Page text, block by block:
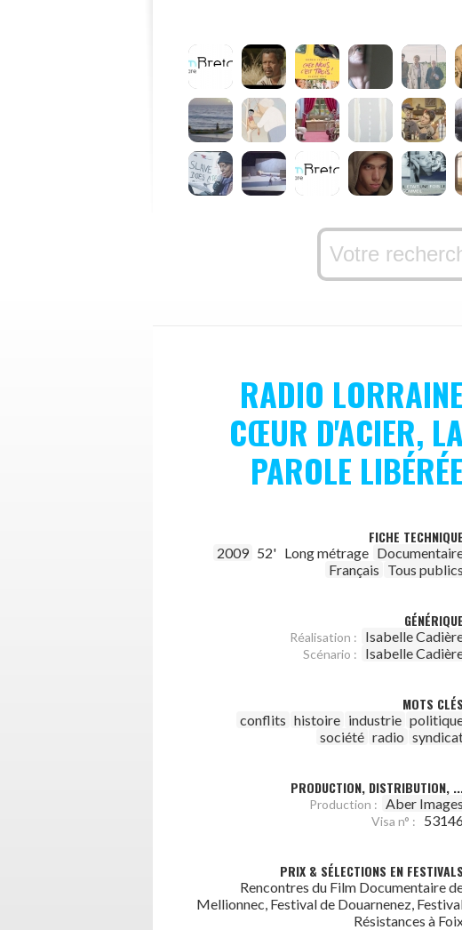
RADIO LORRAINE
CŒUR D'ACIER, LA
PAROLE LIBÉRÉE
FICHE TECHNIQUE
2009 52' Long métrage
Français Tous publics
GÉNÉRIQUE
Réalisation : Isabelle
Scénario : Isabelle
MOTS CLÉS
conflits histoire industrie
société radio
PRODUCTION, DISTRIBUTION,
Production : Aber Images
Visa n° :
PRIX & SÉLECTIONS EN FESTIVALS
Rencontres du Film Documentaire
Mellionnec, Festival de Douarnenez,
Résistances à